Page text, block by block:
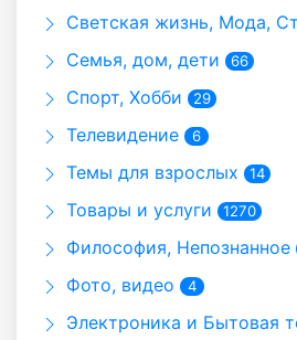
Светская жизнь, Мода,
Семья, дом, дети 66
Спорт, Хобби 29
Телевидение 6
Темы для взрослых 14
Товары и услуги 1270
Философия, Непознанное
Фото, видео 4
Электроника и Бытовая